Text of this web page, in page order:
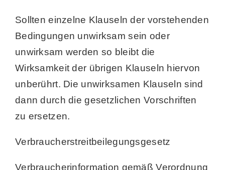
Sollten einzelne Klauseln der vorstehenden
Bedingungen unwirksam sein oder
unwirksam werden so bleibt die
Wirksamkeit der übrigen Klauseln hiervon
unberührt. Die unwirksamen Klauseln sind
dann durch die gesetzlichen Vorschriften
zu ersetzen.
Verbraucherstreitbeilegungsgesetz
Verbraucherinformation gemäß Verordnung